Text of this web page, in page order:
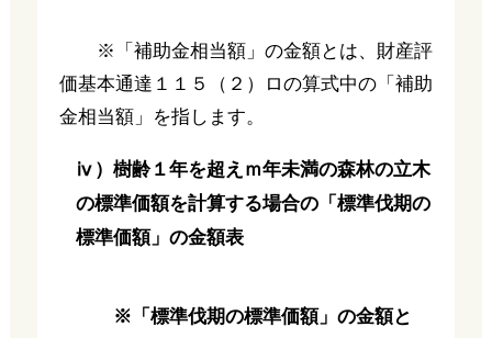
※「補助金相当額」の金額とは、財産評
価基本通達１１５（２）ロの算式中の「補助
金相当額」を指します。
ⅳ）樹齢１年を超えｍ年未満の森林の立木
の標準価額を計算する場合の「標準伐期の
標準価額」の金額表
※「標準伐期の標準価額」の金額と